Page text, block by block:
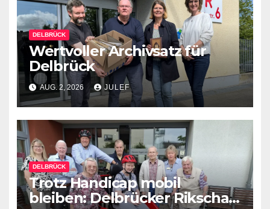
DELBRÜCK
Wertvoller Archivsatz für
Delbrück
AUG. 2, 2026 JULEF
DELBRÜCK
Trotz Handicap mobil
bleiben: Delbrücker Rikscha